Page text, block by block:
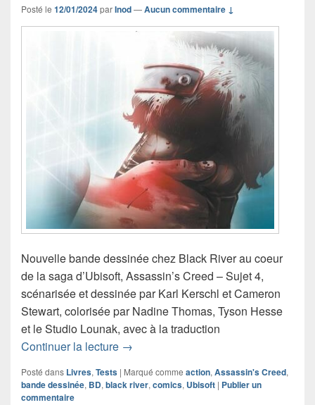
Posté le 12/01/2024parInod—Aucun commentaire ↓
Nouvelle bande dessinée chez Black River au coeur
de la saga d’Ubisoft, Assassin’s Creed – Sujet 4,
scénarisée et dessinée par Karl Kerschl et Cameron
Stewart, colorisée par Nadine Thomas, Tyson Hesse
et le Studio Lounak, avec à la traduction
Continuer la lecture Chronique comics Assassin’s Creed
→
Posté dans Livres, Tests | Marqué comme action, Assassin's Creed,
bande dessinée, BD, black river, comics, Ubisoft | Publier un
commentaire